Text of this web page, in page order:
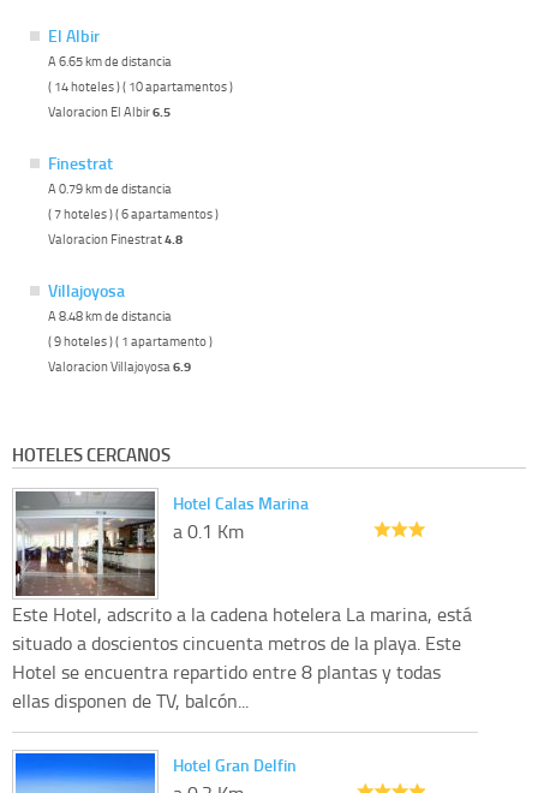
El Albir
A 6.65 km de distancia
( 14 hoteles ) ( 10 apartamentos )
Valoracion El Albir6.5
Finestrat
A 0.79 km de distancia
( 7 hoteles ) ( 6 apartamentos )
Valoracion Finestrat4.8
Villajoyosa
A 8.48 km de distancia
( 9 hoteles ) ( 1 apartamento )
Valoracion Villajoyosa 6.9
HOTELES CERCANOS
Hotel Calas Marina
a 0.1 Km
Este Hotel, adscrito a la cadena hotelera La marina, está
situado a doscientos cincuenta metros de la playa. Este
Hotel se encuentra repartido entre 8 plantas y todas
ellas disponen de TV, balcón...
Hotel Gran Delfin